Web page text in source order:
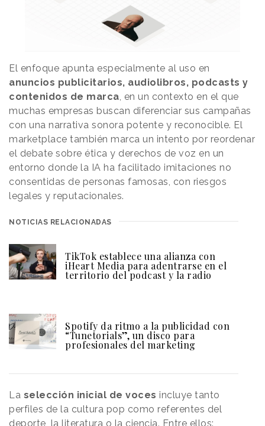
El enfoque apunta especialmente al uso en
anuncios publicitarios, audiolibros, podcasts y
contenidos de marca, en un contexto en el que
muchas empresas buscan diferenciar sus campañas
con una narrativa sonora potente y reconocible. El
marketplace también marca un intento por reordenar
el debate sobre ética y derechos de voz en un
entorno donde la IA ha facilitado imitaciones no
consentidas de personas famosas, con riesgos
legales y reputacionales.
NOTICIAS RELACIONADAS
TikTok establece una alianza con
iHeart Media para adentrarse en el
territorio del podcast y la radio
Spotify da ritmo a la publicidad con
“Tunetorials”, un disco para
profesionales del marketing
La selección inicial de voces incluye tanto
perfiles de la cultura pop como referentes del
deporte, la literatura o la ciencia. Entre ellos: